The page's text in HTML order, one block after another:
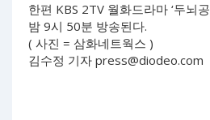
한편 KBS 2TV 월화드라마 ‘두뇌
밤 9시 50분 방송된다.
( 사진 = 삼화네트웍스 )
김수정 기자 press@diodeo.com